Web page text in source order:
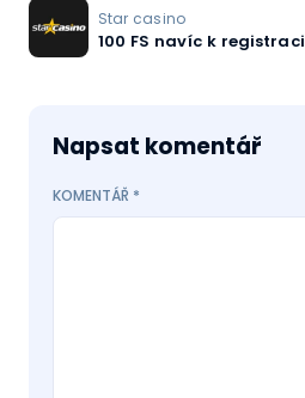
Star casino
100 FS navíc k registraci
Napsat komentář
KOMENTÁŘ *